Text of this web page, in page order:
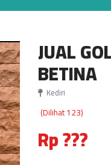
JUAL
BETINA
Kediri
(Dilihat 123)
Rp ???